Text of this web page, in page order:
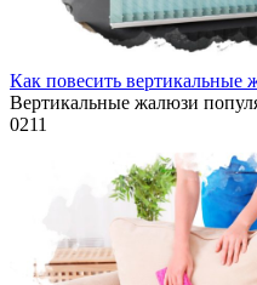
Как повесить вертикальные
Вертикальные жалюзи
0211